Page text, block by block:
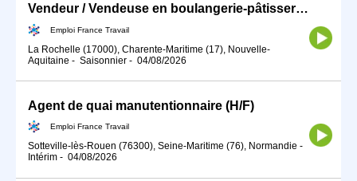
Vendeur / Vendeuse en boulangerie-pâtisserie (H/F)
Emploi France Travail
La Rochelle (17000), Charente-Maritime (17), Nouvelle-
Aquitaine - Saisonnier - 04/08/2026
Agent de quai manutentionnaire (H/F)
Emploi France Travail
Sotteville-lès-Rouen (76300), Seine-Maritime (76), Normandie -
Intérim - 04/08/2026